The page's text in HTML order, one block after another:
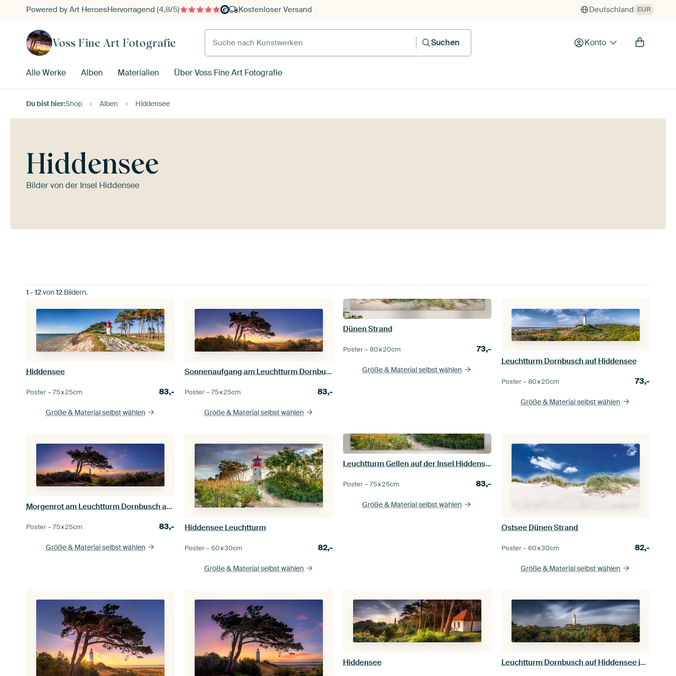
Powered by Art HeroesHervorragend (4,8/5) Kostenloser Versand Deutschland EUR
Voss Fine Art Fotografie
Suche nach Kunstwerken
Suchen
Konto
Alle Werke Alben Materialien Über Voss Fine Art Fotografie
Du bist hier:Shop Alben Hiddensee
Hiddensee
Bilder von der Insel Hiddensee
1 - 12von12 Bildern.
Hiddensee
Poster –75×25cm 83,-
Größe & Material selbst wählen
Sonnenaufgang am Leuchtturm Dornbusch auf der Insel Hiddensee. Panoramabild.
Poster –75×25cm 83,-
Größe & Material selbst wählen
Dünen Strand
Poster –80×20cm 73,-
Größe & Material selbst wählen
Leuchtturm Dornbusch auf Hiddensee
Poster –80×20cm 73,-
Größe & Material selbst wählen
Morgenrot am Leuchtturm Dornbusch auf der Insel Hiddensee.
Poster –75×25cm 83,-
Größe & Material selbst wählen
Hiddensee Leuchtturm
Poster –60×30cm 82,-
Größe & Material selbst wählen
Leuchtturm Gellen auf der Insel Hiddensee an der Ostsee.
Poster –75×25cm 83,-
Größe & Material selbst wählen
Ostsee Dünen Strand
Poster –60×30cm 82,-
Größe & Material selbst wählen
Hiddensee Leuchtturm Dornbusch auf Hiddensee in schöner Landschaft.